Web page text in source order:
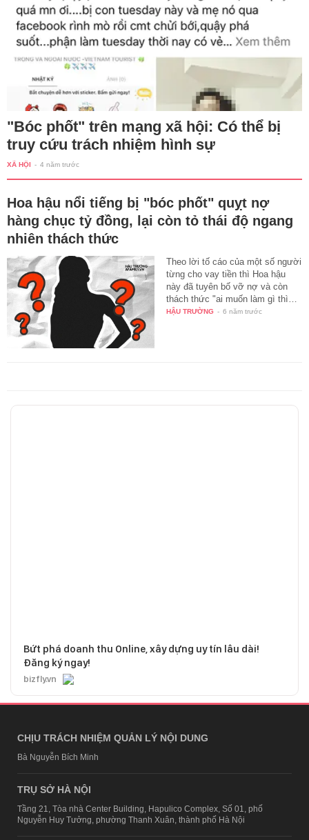
"Bóc phốt" trên mạng xã hội: Có thể bị
truy cứu trách nhiệm hình sự
XÃ HỘI - 4 năm trước
Hoa hậu nổi tiếng bị "bóc phốt" quỵt nợ
hàng chục tỷ đồng, lại còn tỏ thái độ ngang
nhiên thách thức
Theo lời tố cáo của một số người
từng cho vay tiền thì Hoa hậu
này đã tuyên bố vỡ nợ và còn
thách thức "ai muốn làm gì thì…
HẬU TRƯỜNG - 6 năm trước
Bứt phá doanh thu Online, xây dựng uy tín lâu dài!
Đăng ký ngay!
bizfly.vn
CHỊU TRÁCH NHIỆM QUẢN LÝ NỘI DUNG
Bà Nguyễn Bích Minh
TRỤ SỞ HÀ NỘI
Tầng 21, Tòa nhà Center Building, Hapulico Complex, Số 01, phố
Nguyễn Huy Tưởng, phường Thanh Xuân, thành phố Hà Nội